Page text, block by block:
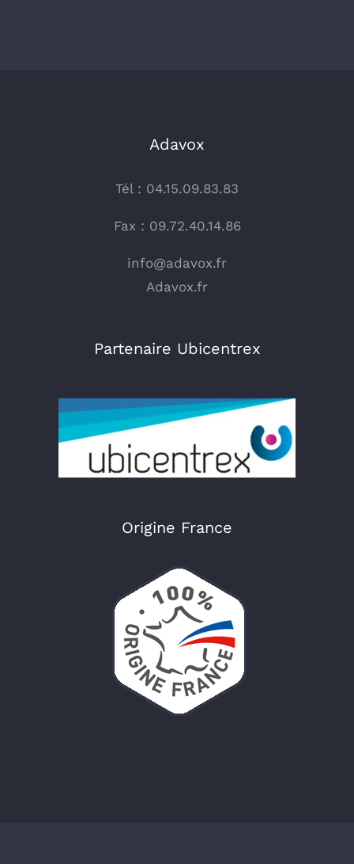
Adavox
Tél : 04.15.09.83.83
Fax : 09.72.40.14.86
info@adavox.fr
Adavox.fr
Partenaire Ubicentrex
Origine France